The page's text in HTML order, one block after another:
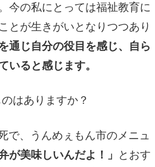
今の私にとっては福祉教育に
とが生きがいとなりつつあり
通じ自分の役目を感じ、自ら
いると感じます。
はありますか？
で、うんめぇもん市のメニュ
が美味しいんだよ！」
とおす